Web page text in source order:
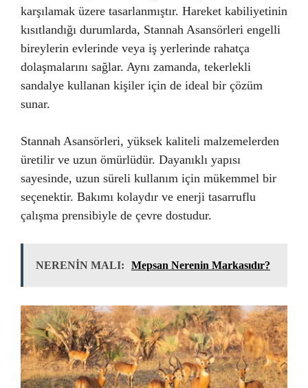
karşılamak üzere tasarlanmıştır. Hareket kabiliyetinin
kısıtlandığı durumlarda, Stannah Asansörleri engelli
bireylerin evlerinde veya iş yerlerinde rahatça
dolaşmalarını sağlar. Aynı zamanda, tekerlekli
sandalye kullanan kişiler için de ideal bir çözüm
sunar.
Stannah Asansörleri, yüksek kaliteli malzemelerden
üretilir ve uzun ömürlüdür. Dayanıklı yapısı
sayesinde, uzun süreli kullanım için mükemmel bir
seçenektir. Bakımı kolaydır ve enerji tasarruflu
çalışma prensibiyle de çevre dostudur.
NERENİN MALI: Mepsan Nerenin Markasıdır?